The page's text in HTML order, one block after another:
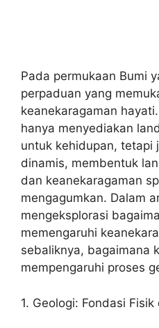
Pada permukaan Bumi
perpaduan yang
keanekaragaman
hanya menyediakan
untuk kehidupan, tetapi
dinamis, membentuk
dan keanekaragaman
mengagumkan. Dalam
mengeksplorasi
memengaruhi
sebaliknya, bagaimana
mempengaruhi proses
1. Geologi: Fondasi